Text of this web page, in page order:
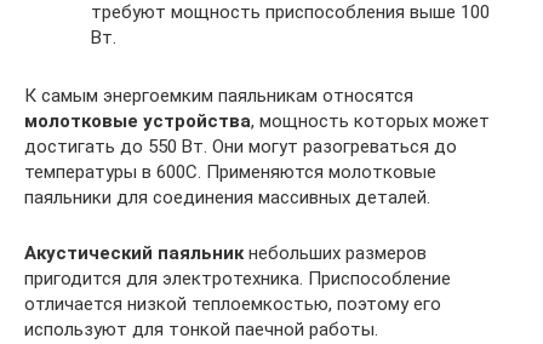
требуют мощность приспособления выше 100
Вт.
К самым энергоемким паяльникам относятся
молотковые устройства, мощность которых может
достигать до 550 Вт. Они могут разогреваться до
температуры в 600С. Применяются молотковые
паяльники для соединения массивных деталей.
Акустический паяльникнебольших размеров
пригодится для электротехника. Приспособление
отличается низкой теплоемкостью, поэтому его
используют для тонкой паечной работы.